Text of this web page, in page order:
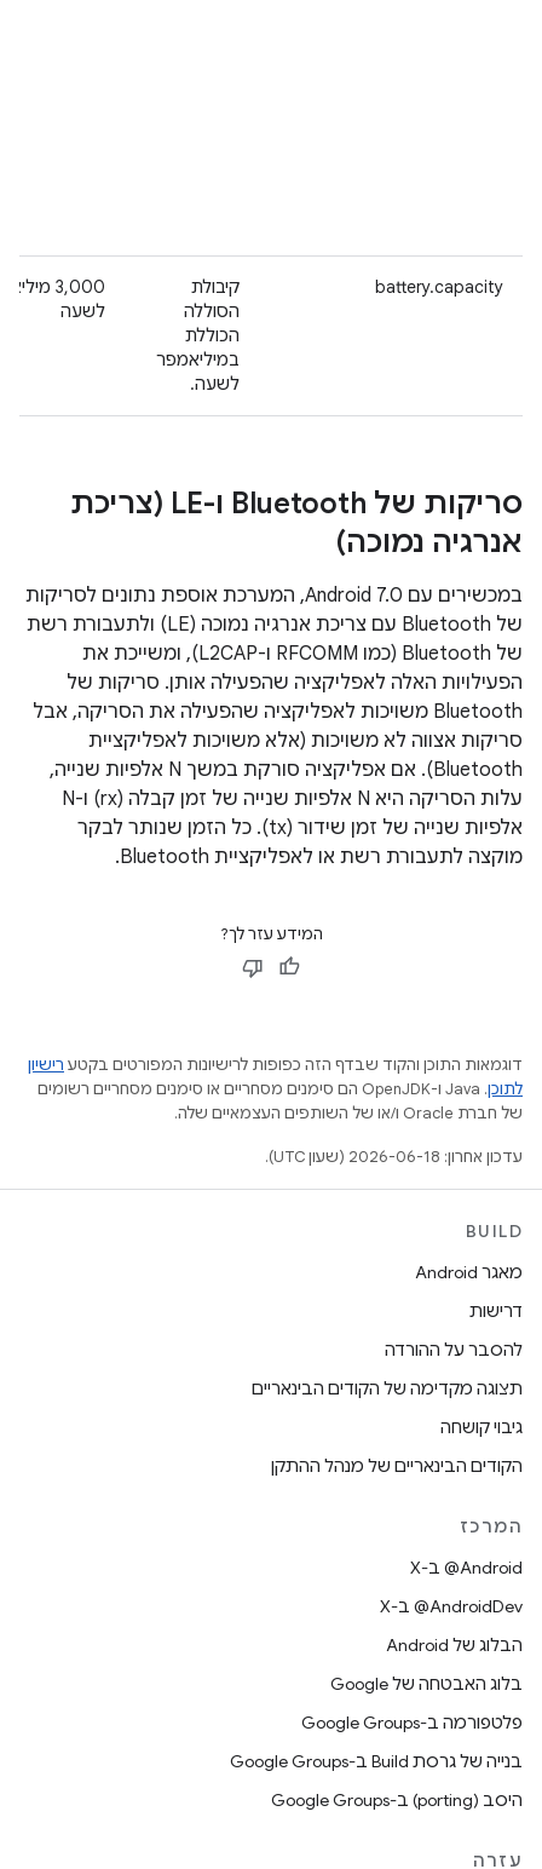
battery.capacity
קיבולת
הסוללה
הכוללת
במיליאמפר
לשעה.
‫3,000
לשעה
סריקות של Bluetooth ו-LE (צריכת
אנרגיה נמוכה)
במכשירים עם Android 7.0, המערכת אוספת נתונים לסריקות
של Bluetooth עם צריכת אנרגיה נמוכה (LE) ולתעבורת רשת
של Bluetooth (כמו RFCOMM ו-L2CAP), ומשייכת את
הפעילויות האלה לאפליקציה שהפעילה אותן. סריקות של
Bluetooth משויכות לאפליקציה שהפעילה את הסריקה, אבל
סריקות אצווה לא משויכות (אלא משויכות לאפליקציית
Bluetooth). אם אפליקציה סורקת במשך N אלפיות שנייה,
עלות הסריקה היא N אלפיות שנייה של זמן קבלה (rx) ו-N
אלפיות שנייה של זמן שידור (tx). כל הזמן שנותר לבקר
מוקצה לתעבורת רשת או לאפליקציית Bluetooth.
המידע עזר לך?
דוגמאות התוכן והקוד שבדף הזה כפופות לרישיונות המפורטים בקטע רישיון
לתוכן
.‏ Java ו-OpenJDK הם סימנים מסחריים או סימנים מסחריים רשומים
של חברת Oracle ו/או של השותפים העצמאיים שלה.
עדכון אחרון: 2026-06-18 (שעון UTC).
BUILD
מאגר Android
דרישות
להסבר על ההורדה
תצוגה מקדימה של הקודים הבינאריים
גיבוי קושחה
הקודים הבינאריים של מנהל ההתקן
המרכז
‫‎@Android ב-X
‫‎@AndroidDev ב-X
הבלוג של Android
בלוג האבטחה של Google
פלטפורמה ב-Google Groups
בנייה של גרסת Build ב-Google Groups
היסב (porting) ב-Google Groups
עזרה